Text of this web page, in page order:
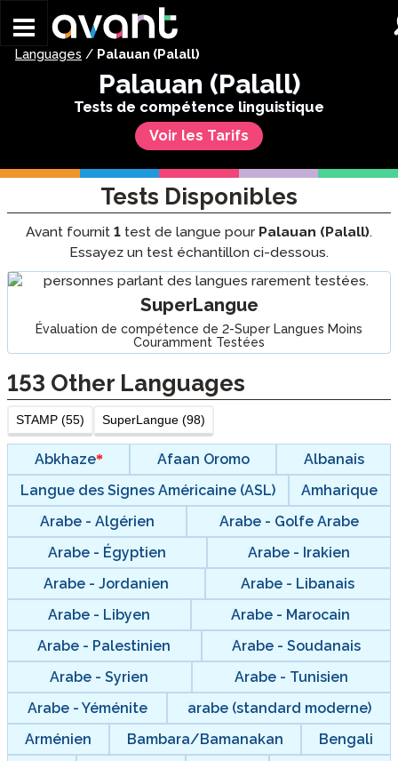
Languages / Palauan (Palall)
Palauan (Palall)
Tests de compétence linguistique
Voir les Tarifs
Tests Disponibles
Avant fournit 1 test de langue pour Palauan (Palall).
Essayez un test échantillon ci-dessous.
SuperLangue
Évaluation de compétence de 2-Super Langues Moins
Couramment Testées
153 Other Languages
STAMP (55) SuperLangue (98)
Abkhaze Afaan Oromo
Albanais
Langue des Signes Américaine (ASL)
Amharique
Arabe - Algérien
Arabe - Golfe Arabe
Arabe - Égyptien
Arabe - Irakien
Arabe - Jordanien
Arabe - Libanais
Arabe - Libyen
Arabe - Marocain
Arabe - Palestinien
Arabe - Soudanais
Arabe - Syrien
Arabe - Tunisien
Arabe - Yéménite
arabe (standard moderne)
Arménien
Bambara/Bamanakan
Bengali